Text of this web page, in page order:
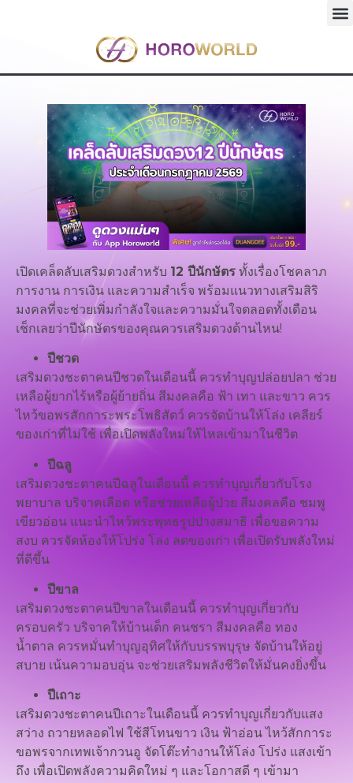
เปิดเคล็ดลับเสริมดวงสำหรับ 12 ปีนักษัตร ทั้งเรื่องโชคลาภ
การงาน การเงิน และความสำเร็จ พร้อมแนวทางเสริมสิริ
มงคลที่จะช่วยเพิ่มกำลังใจและความมั่นใจตลอดทั้งเดือน
เช็กเลยว่าปีนักษัตรของคุณควรเสริมดวงด้านไหน!
ปีชวด
เสริมดวงชะตาคนปีชวดในเดือนนี้ ควรทำบุญปล่อยปลา ช่วย
เหลือผู้ยากไร้หรือผู้ย้ายถิ่น สีมงคลคือ ฟ้า เทา และขาว ควร
ไหว้ขอพรสักการะพระโพธิสัตว์ ควรจัดบ้านให้โล่ง เคลียร์
ของเก่าที่ไม่ใช้ เพื่อเปิดพลังใหม่ให้ไหลเข้ามาในชีวิต
ปีฉลู
เสริมดวงชะตาคนปีฉลูในเดือนนี้ ควรทำบุญเกี่ยวกับโรง
พยาบาล บริจาคเลือด หรือช่วยเหลือผู้ป่วย สีมงคลคือ ชมพู
เขียวอ่อน แนะนำไหว้พระพุทธรูปปางสมาธิ เพื่อขอความ
สงบ ควรจัดห้องให้โปร่ง โล่ง ลดของเก่า เพื่อเปิดรับพลังใหม่
ที่ดีขึ้น
ปีขาล
เสริมดวงชะตาคนปีขาลในเดือนนี้ ควรทำบุญเกี่ยวกับ
ครอบครัว บริจาคให้บ้านเด็ก คนชรา สีมงคลคือ ทอง
น้ำตาล ควรหมั่นทำบุญอุทิศให้กับบรรพบุรุษ จัดบ้านให้อยู่
สบาย เน้นความอบอุ่น จะช่วยเสริมพลังชีวิตให้มั่นคงยิ่งขึ้น
ปีเถาะ
เสริมดวงชะตาคนปีเถาะในเดือนนี้ ควรทำบุญเกี่ยวกับแสง
สว่าง ถวายหลอดไฟ ใช้สีโทนขาว เงิน ฟ้าอ่อน ไหว้สักการะ
ขอพรจากเทพเจ้ากวนอู จัดโต๊ะทำงานให้โล่ง โปร่ง แสงเข้า
ถึง เพื่อเปิดพลังความคิดใหม่ ๆ และโอกาสดี ๆ เข้ามา